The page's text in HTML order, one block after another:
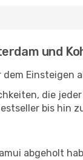
und
die
bis hin
abgeholt